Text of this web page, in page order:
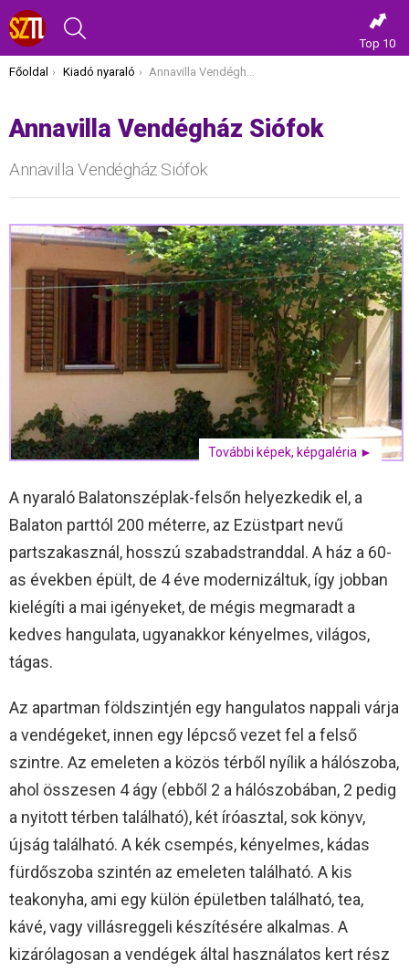
Top 10
Itt vagy most:
Főoldal Kiadó nyaraló Annavilla Vendégház Siófok
Annavilla Vendégház Siófok
Annavilla Vendégház Siófok
További képek, képgaléria ►
A nyaraló Balatonszéplak-felsőn helyezkedik el, a
Balaton parttól 200 méterre, az Ezüstpart nevű
partszakasznál, hosszú szabadstranddal. A ház a 60-
as években épült, de 4 éve modernizáltuk, így jobban
kielégíti a mai igényeket, de mégis megmaradt a
kedves hangulata, ugyanakkor kényelmes, világos,
tágas.
Az apartman földszintjén egy hangulatos nappali várja
a vendégeket, innen egy lépcső vezet fel a felső
szintre. Az emeleten a közös térből nyílik a hálószoba,
ahol összesen 4 ágy (ebből 2 a hálószobában, 2 pedig
a nyitott térben található), két íróasztal, sok könyv,
újság található. A kék csempés, kényelmes, kádas
fürdőszoba szintén az emeleten található. A kis
teakonyha, ami egy külön épületben található, tea,
kávé, vagy villásreggeli készítésére alkalmas. A
kizárólagosan a vendégek által használatos kert rész